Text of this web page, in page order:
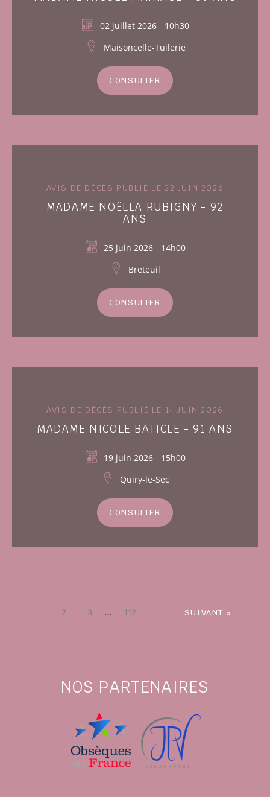
02 juillet 2026 - 10h30
Maisoncelle-Tuilerie
CONSULTER
AVIS DE DÉCÈS PUBLIÉ LE 22 JUIN 2026
MADAME NOËLLA RUBIGNY - 92
ANS
25 juin 2026 - 14h00
Breteuil
CONSULTER
AVIS DE DÉCÈS PUBLIÉ LE 14 JUIN 2026
MADAME NICOLE BATICLE - 91 ANS
19 juin 2026 - 15h00
Quiry-le-Sec
CONSULTER
2 3 … 112 SUIVANT »
NOS PARTENAIRES